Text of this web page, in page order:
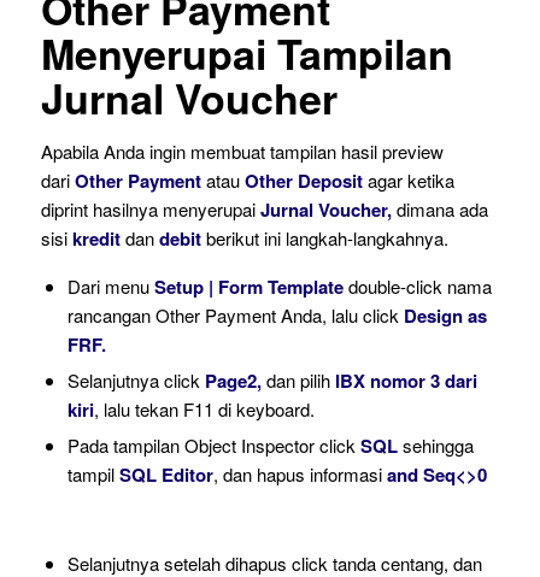
Menyerupai Tampilan
Jurnal Voucher
Apabila Anda ingin membuat tampilan hasil preview
dariOther PaymentatauOther Depositagar ketika
diprint hasilnya menyerupaiJurnal Voucher,dimana ada
sisikreditdandebitberikut ini langkah-langkahnya.
Dari menuSetup | Form Templatedouble-click nama
rancangan Other Payment Anda, lalu click Design as
FRF.
Selanjutnya click Page2,dan pilih IBX nomor 3 dari
kiri, lalu tekan F11 di keyboard.
Pada tampilan Object Inspector click SQLsehingga
tampilSQL Editor, dan hapus informasiand Seq<>0
Selanjutnya setelah dihapus click tanda centang, dan